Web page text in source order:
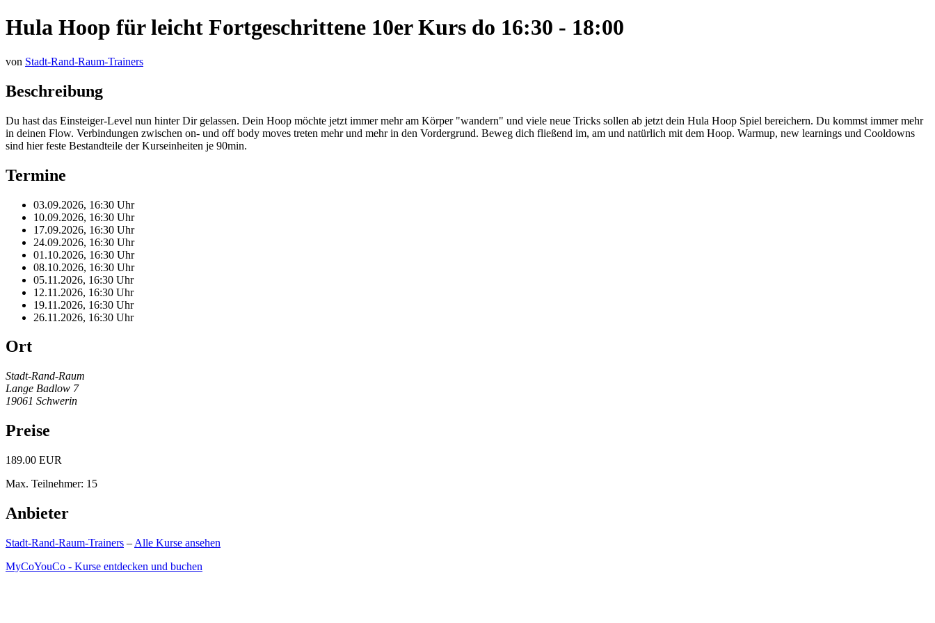
Hula Hoop für leicht Fortgeschrittene 10er Kurs do 16:30 - 18:00
von Stadt-Rand-Raum-Trainers
Beschreibung
Du hast das Einsteiger-Level nun hinter Dir gelassen. Dein Hoop möchte jetzt immer mehr am Körper "wandern" und viele neue Tricks sollen ab jetzt dein Hula Hoop Spiel bereichern. Du kommst immer mehr
in deinen Flow. Verbindungen zwischen on- und off body moves treten mehr und mehr in den Vordergrund. Beweg dich fließend im, am und natürlich mit dem Hoop. Warmup, new learnings und Cooldowns
sind hier feste Bestandteile der Kurseinheiten je 90min.
Termine
03.09.2026, 16:30 Uhr
10.09.2026, 16:30 Uhr
17.09.2026, 16:30 Uhr
24.09.2026, 16:30 Uhr
01.10.2026, 16:30 Uhr
08.10.2026, 16:30 Uhr
05.11.2026, 16:30 Uhr
12.11.2026, 16:30 Uhr
19.11.2026, 16:30 Uhr
26.11.2026, 16:30 Uhr
Ort
Stadt-Rand-Raum
Lange Badlow 7
19061 Schwerin
Preise
189.00 EUR
Max. Teilnehmer: 15
Anbieter
Stadt-Rand-Raum-Trainers – Alle Kurse ansehen
MyCoYouCo - Kurse entdecken und buchen